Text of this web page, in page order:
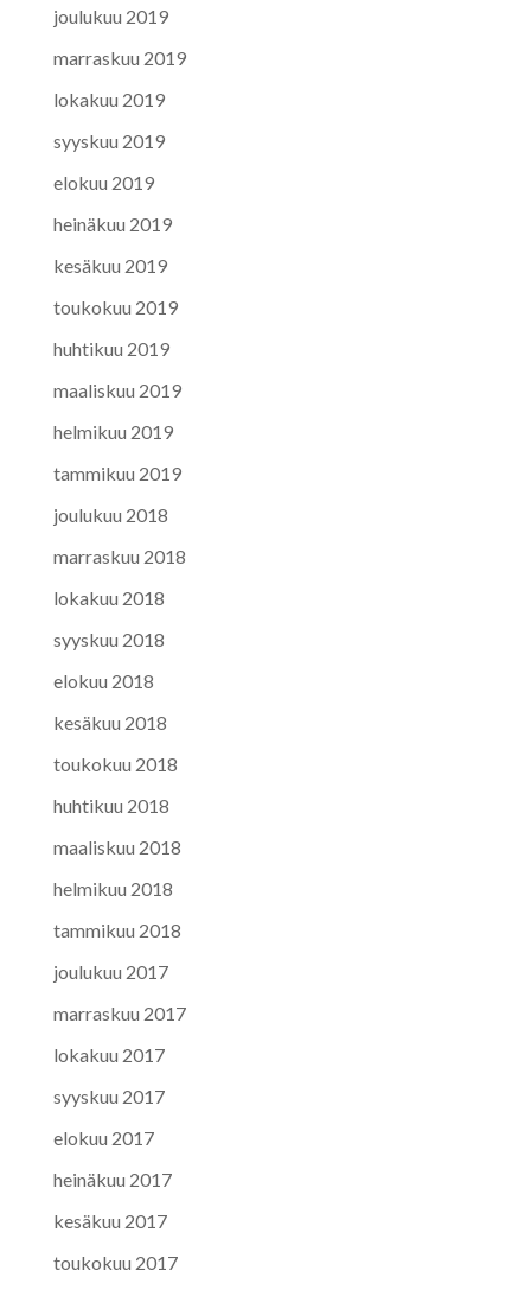
joulukuu 2019
marraskuu 2019
lokakuu 2019
syyskuu 2019
elokuu 2019
heinäkuu 2019
kesäkuu 2019
toukokuu 2019
huhtikuu 2019
maaliskuu 2019
helmikuu 2019
tammikuu 2019
joulukuu 2018
marraskuu 2018
lokakuu 2018
syyskuu 2018
elokuu 2018
kesäkuu 2018
toukokuu 2018
huhtikuu 2018
maaliskuu 2018
helmikuu 2018
tammikuu 2018
joulukuu 2017
marraskuu 2017
lokakuu 2017
syyskuu 2017
elokuu 2017
heinäkuu 2017
kesäkuu 2017
toukokuu 2017